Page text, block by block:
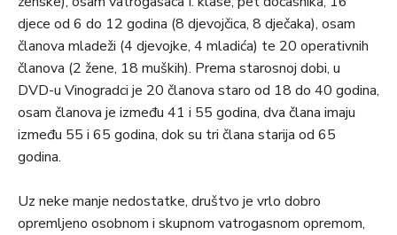
djece od 6 do 12 godina (8 djevojčica, 8 dječaka), osam
članova mladeži (4 djevojke, 4 mladića) te 20 operativnih
članova (2 žene, 18 muških). Prema starosnoj dobi, u
DVD-u Vinogradci je 20 članova staro od 18 do 40 godina,
osam članova je između 41 i 55 godina, dva člana imaju
između 55 i 65 godina, dok su tri člana starija od 65
godina.
Uz neke manje nedostatke, društvo je vrlo dobro
opremljeno osobnom i skupnom vatrogasnom opremom,